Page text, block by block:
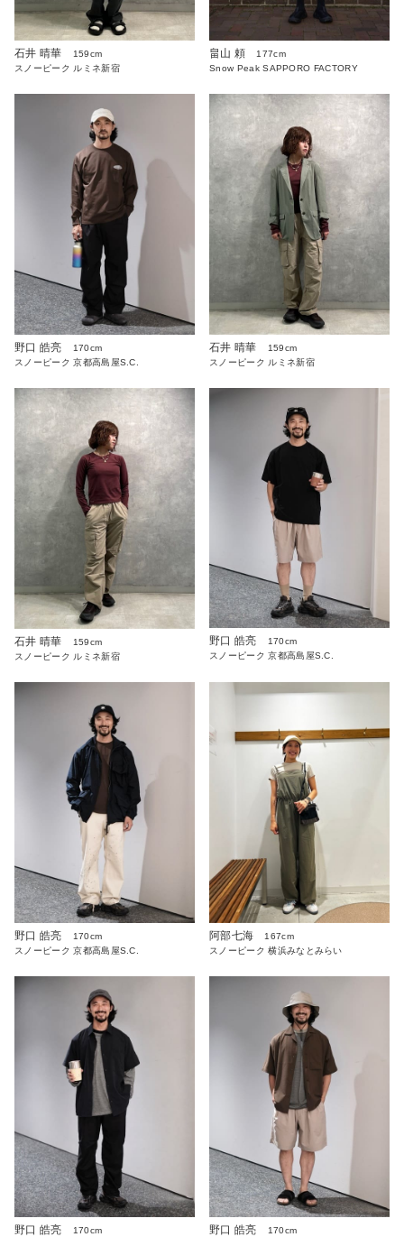
石井 晴華
159cm
スノーピーク ルミネ新宿
畠山 頼
177cm
Snow Peak SAPPORO FACTORY
野口 皓亮
170cm
スノーピーク 京都高島屋S.C.
石井 晴華
159cm
スノーピーク ルミネ新宿
石井 晴華
159cm
スノーピーク ルミネ新宿
野口 皓亮
170cm
スノーピーク 京都高島屋S.C.
野口 皓亮
170cm
スノーピーク 京都高島屋S.C.
阿部七海
167cm
スノーピーク 横浜みなとみらい
野口 皓亮
170cm
野口 皓亮
170cm